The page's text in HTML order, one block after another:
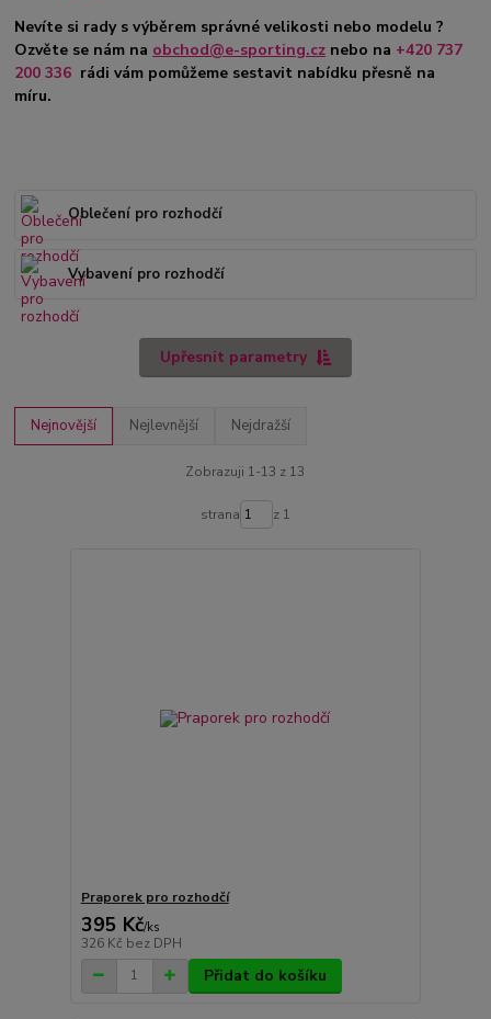
Nevíte si rady s výběrem správné velikosti nebo modelu ?
Ozvěte se nám na obchod@e-sporting.cz nebo na +420 737
200 336 rádi vám pomůžeme sestavit nabídku přesně na
míru.
Oblečení pro rozhodčí
Vybavení pro rozhodčí
Upřesnit parametry
Nejnovější Nejlevnější Nejdražší
Zobrazuji 1-13 z 13
strana z 1
Praporek pro rozhodčí
395 Kč/ks
326 Kč bez DPH
Přidat do košíku